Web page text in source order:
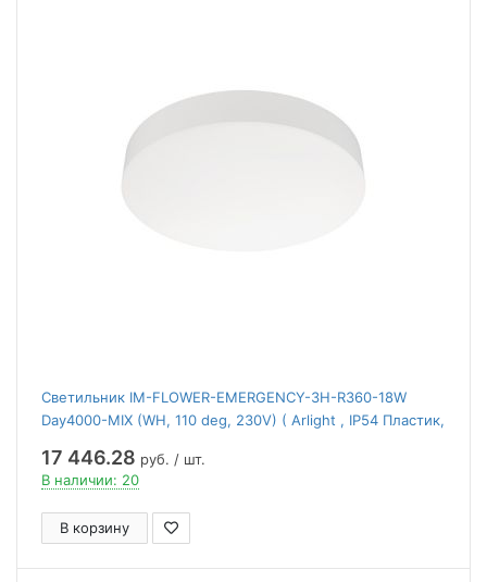
Светильник IM-FLOWER-EMERGENCY-3H-R360-18W
Day4000-MIX (WH, 110 deg, 230V) ( Arlight , IP54 Пластик,
17 446.28 руб. / шт.
В наличии: 20
В корзину